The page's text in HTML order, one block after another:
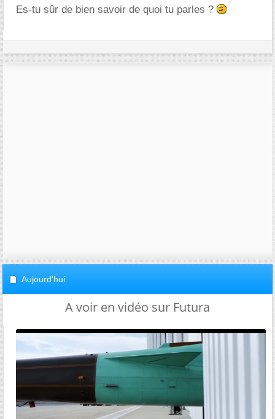
Es-tu sûr de bien savoir de quoi tu parles ?
Aujourd'hui
A voir en vidéo sur Futura